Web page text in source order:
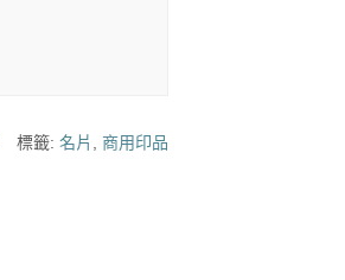
標籤:名片 ,商用印品